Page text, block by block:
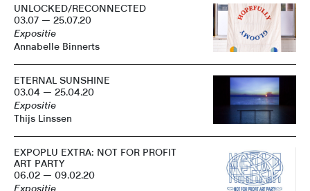
UNLOCKED/RECONNECTED
03.07 — 25.07.20
Expositie
Annabelle Binnerts
ETERNAL SUNSHINE
03.04 — 25.04.20
Expositie
Thijs Linssen
EXPOPLU EXTRA: NOT FOR PROFIT
ART PARTY
06.02 — 09.02.20
Expositie